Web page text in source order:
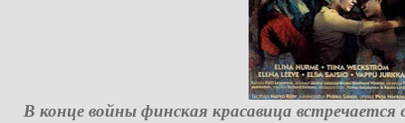
В конце войны финская красавица